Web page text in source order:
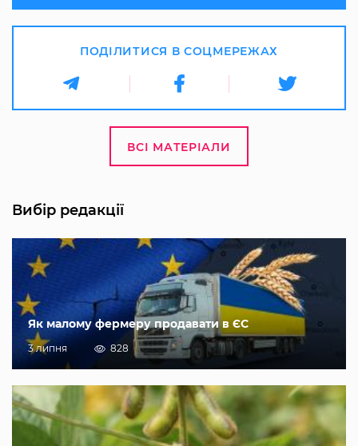
ПОДІЛИТИСЯ В СОЦМЕРЕЖАХ
ВСІ МАТЕРІАЛИ
Вибір редакції
Як малому фермеру продавати в ЄС
3 липня 828